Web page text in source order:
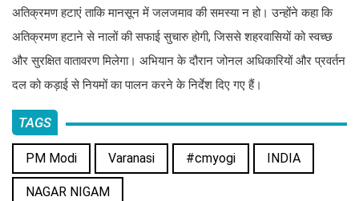
अतिक्रमण हटाएं ताकि मानसून में जलजमाव की समस्या न हो। उन्होंने कहा कि
अतिक्रमण हटाने से नालों की सफाई सुचारु होगी, जिससे शहरवासियों को स्वच्छ
और सुरक्षित वातावरण मिलेगा। अभियान के दौरान जोनल अधिकारियों और प्रवर्तन
दल को कड़ाई से नियमों का पालन करने के निर्देश दिए गए हैं।
TAGS
PM Modi Varanasi #cmyogi INDIA
NAGAR NIGAM